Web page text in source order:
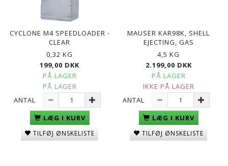
CYCLONE M4 SPEEDLOADER -
CLEAR
0,32 KG
199,00 DKK
PÅ LAGER
PÅ LAGER
ANTAL
LÆG I KURV
TILFØJ ØNSKELISTE
MAUSER KAR98K, SHELL
EJECTING, GAS
4,5 KG
2.199,00 DKK
PÅ LAGER
IKKE PÅ LAGER
ANTAL
LÆG I KURV
TILFØJ ØNSKELISTE